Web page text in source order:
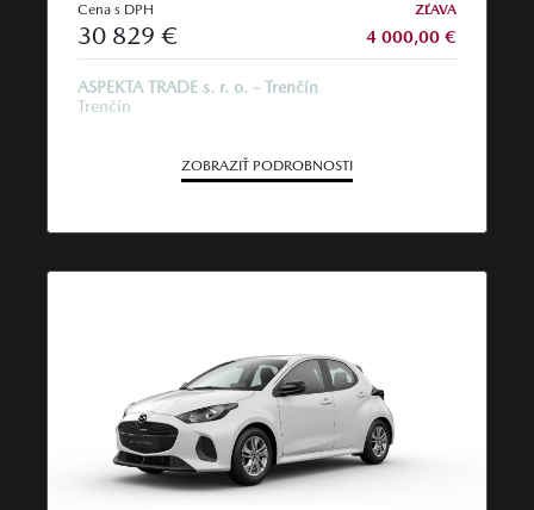
Cena s DPH
30 829 €
ZĽAVA
4 000,00 €
ASPEKTA TRADE s. r. o. - Trenčín
Trenčín
ZOBRAZIŤ PODROBNOSTI